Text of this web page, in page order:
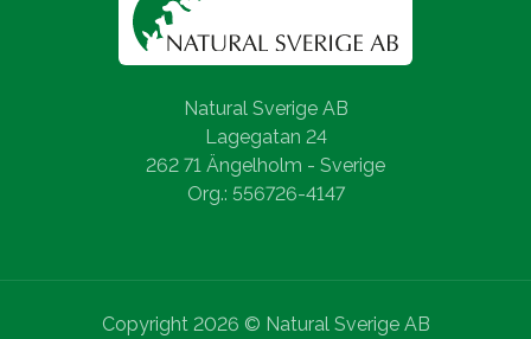
Natural Sverige AB
Lagegatan 24
262 71 Ängelholm - Sverige
Org.: 556726-4147
Copyright 2026 © Natural Sverige AB